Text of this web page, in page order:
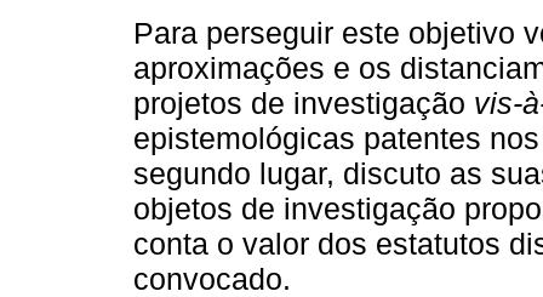
Para perseguir este objetivo
aproximações e os
projetos de investigação vis-
epistemológicas patentes
segundo lugar, discuto as
objetos de investigação
conta o valor dos estatutos
convocado.